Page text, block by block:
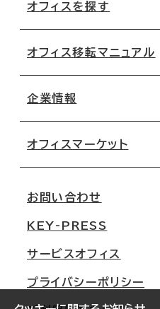
オフィスを探す
地図から探す
路線・駅から探す
オフィス移転マニュアル
移転コストシミュレーション
移転スケジュール
オフィス移転Q&A
企業情報
オフィスマーケット
大阪
名古屋
札幌
お問い合わせ
KEY-PRESS
サービスオフィス
プライバシーポリシー